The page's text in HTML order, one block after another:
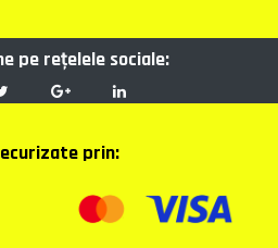
pe reţelele sociale:
prin: